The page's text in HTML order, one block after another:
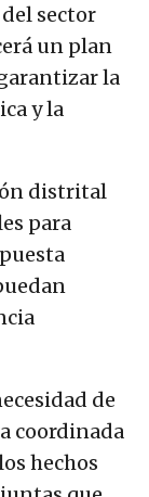
sector
un plan
la
y la
distrital
para
de
coordinada
hechos